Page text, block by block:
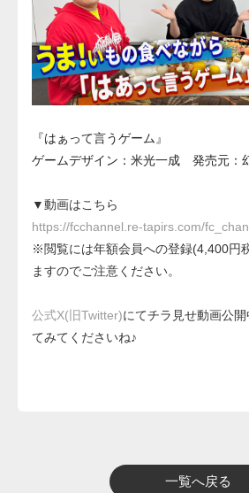
『はぁって言うゲーム』
ゲームデザイン：米光一成 発売元：
▼動画はこちら
https://fcchannel.re-tapirs.com/
※閲覧には年額会員への登録(4,400円
ますのでご注意ください。
公式X(旧Twitter)にてチラ見せ動画公
てみてくださいね♪
一覧へ戻る